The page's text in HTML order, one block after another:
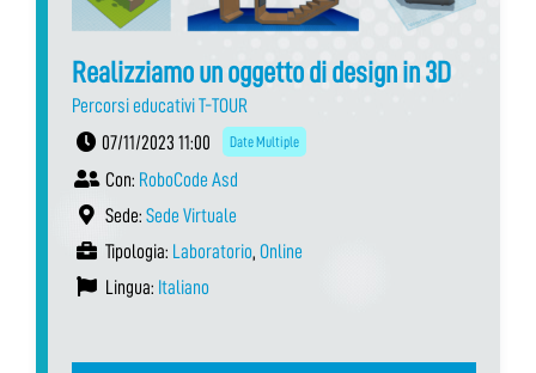
Realizziamo un oggetto di design in 3D
Percorsi educativi T-TOUR
07/11/2023 11:00
Date Multiple
Con: RoboCode Asd
Sede: Sede Virtuale
Tipologia: Laboratorio, Online
Lingua: Italiano